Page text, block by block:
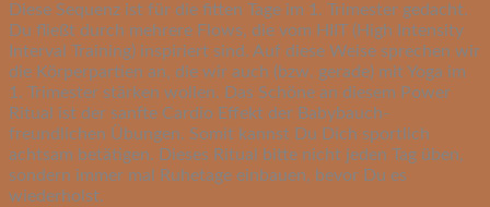
Diese Sequenz ist für die fitten Tage im 1. Trimester gedacht.
Du fließt durch mehrere Flows, die vom HIIT (High Intensity
Interval Training) inspiriert sind. Auf diese Weise sprechen wir
die Körperpartien an, die wir auch (bzw. gerade) mit Yoga im
1. Trimester stärken wollen. Das Schöne an diesem Power
Ritual ist der sanfte Cardio Effekt der Babybauch-
freundlichen Übungen. Somit kannst Du Dich sportlich
achtsam betätigen. Dieses Ritual bitte nicht jeden Tag üben,
sondern immer mal Ruhetage einbauen, bevor Du es
wiederholst.